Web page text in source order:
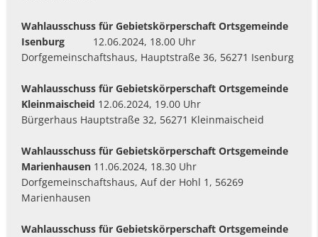
Wahlausschuss für Gebietskörperschaft Ortsgemeinde
Isenburg
12.06.2024, 18.00 Uhr
Dorfgemeinschaftshaus, Hauptstraße 36, 56271 Isenburg
Wahlausschuss für Gebietskörperschaft Ortsgemeinde
Kleinmaischeid 12.06.2024, 19.00 Uhr
Bürgerhaus Hauptstraße 32, 56271 Kleinmaischeid
Wahlausschuss für Gebietskörperschaft Ortsgemeinde
Marienhausen 11.06.2024, 18.30 Uhr
Dorfgemeinschaftshaus, Auf der Hohl 1, 56269
Marienhausen
Wahlausschuss für Gebietskörperschaft Ortsgemeinde